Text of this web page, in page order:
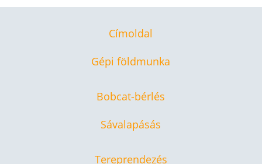
Címoldal
Gépi földmunka
Bobcat-bérlés
Sávalapásás
Tereprendezés